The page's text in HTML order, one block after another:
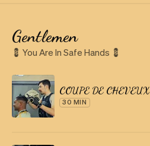
Gentlemen
💈 You Are In Safe Hands 💈
COUPE DE CHEVEUX
30 MIN